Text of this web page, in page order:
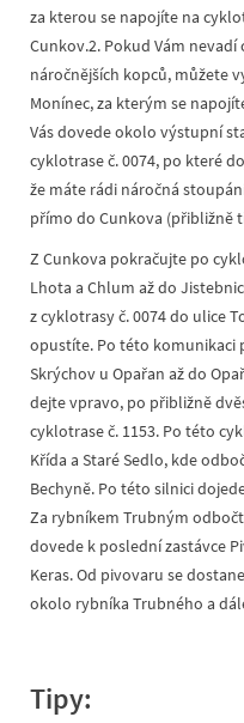
za kterou se napojíte na
Cunkov.2. Pokud Vám
náročnějších kopců, můžete
Monínec, za kterým se
Vás dovede okolo výstupní
cyklotrase č. 0074, po které
že máte rádi náročná
přímo do Cunkova (přibližně
Z Cunkova pokračujte po
Lhota a Chlum až do
z cyklotrasy č. 0074 do ulice
opustíte. Po této komunikaci
Skrýchov u Opařan až do
dejte vpravo, po přibližně
cyklotrase č. 1153. Po této
Křída a Staré Sedlo, kde
Bechyně. Po této silnici
Za rybníkem Trubným
dovede k poslední zastávce
Keras. Od pivovaru se
okolo rybníka Trubného a
Tipy: